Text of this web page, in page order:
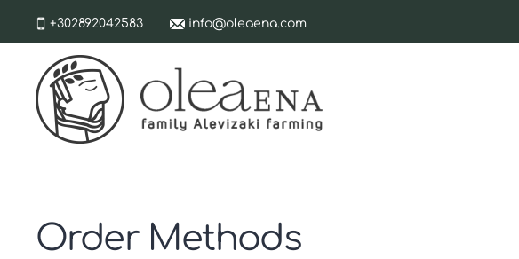
+302892042583 info@oleaena.com
Order Methods